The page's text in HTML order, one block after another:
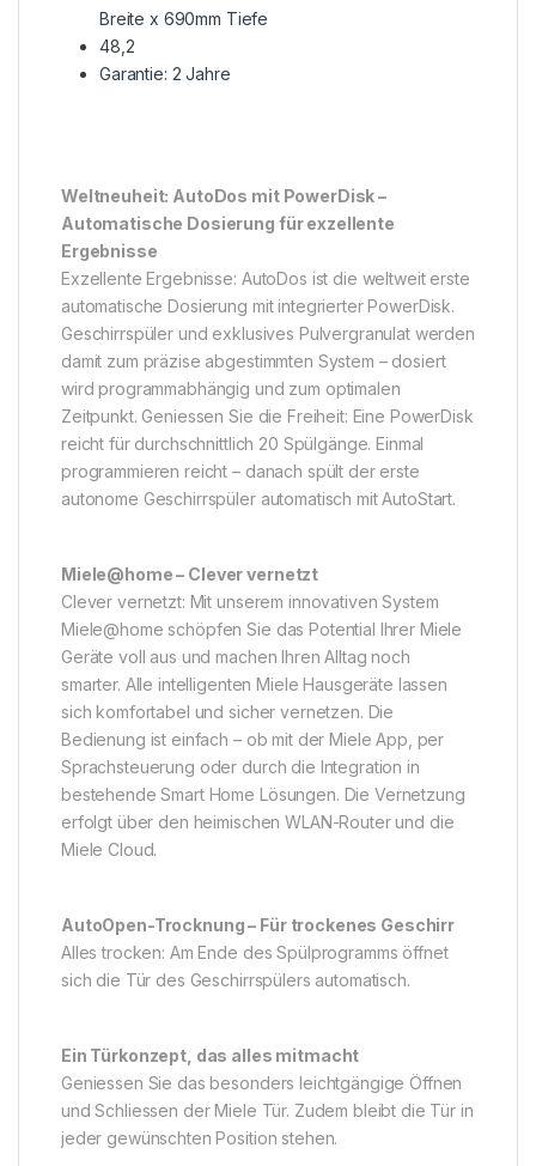
Breite x 690mm Tiefe
48,2
Garantie: 2 Jahre
Weltneuheit: AutoDos mit PowerDisk –
Automatische Dosierung für exzellente
Ergebnisse
Exzellente Ergebnisse: AutoDos ist die weltweit erste
automatische Dosierung mit integrierter PowerDisk.
Geschirrspüler und exklusives Pulvergranulat werden
damit zum präzise abgestimmten System – dosiert
wird programmabhängig und zum optimalen
Zeitpunkt. Geniessen Sie die Freiheit: Eine PowerDisk
reicht für durchschnittlich 20 Spülgänge. Einmal
programmieren reicht – danach spült der erste
autonome Geschirrspüler automatisch mit AutoStart.
Miele@home – Clever vernetzt
Clever vernetzt: Mit unserem innovativen System
Miele@home schöpfen Sie das Potential Ihrer Miele
Geräte voll aus und machen Ihren Alltag noch
smarter. Alle intelligenten Miele Hausgeräte lassen
sich komfortabel und sicher vernetzen. Die
Bedienung ist einfach – ob mit der Miele App, per
Sprachsteuerung oder durch die Integration in
bestehende Smart Home Lösungen. Die Vernetzung
erfolgt über den heimischen WLAN-Router und die
Miele Cloud.
AutoOpen-Trocknung – Für trockenes Geschirr
Alles trocken: Am Ende des Spülprogramms öffnet
sich die Tür des Geschirrspülers automatisch.
Ein Türkonzept, das alles mitmacht
Geniessen Sie das besonders leichtgängige Öffnen
und Schliessen der Miele Tür. Zudem bleibt die Tür in
jeder gewünschten Position stehen.